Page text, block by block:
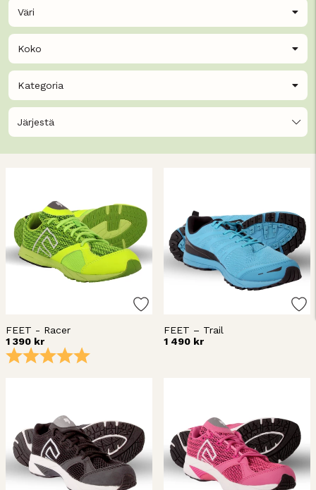
Väri
Koko
Kategoria
Järjestä
FEET - Racer
1 390 kr
Betyg:
FEET – Trail
1 490 kr